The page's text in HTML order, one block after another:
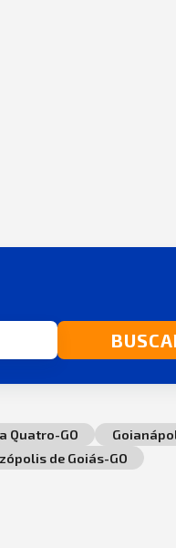
Quatro-GO
de Goiás-GO